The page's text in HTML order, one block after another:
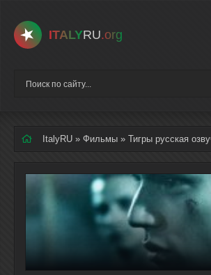
ITALYRU.org
ItalyRU » Фильмы » Тигры русская озвучка